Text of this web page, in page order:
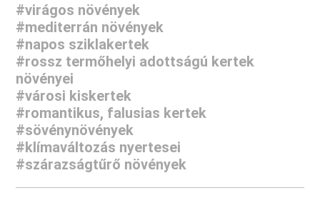
#virágos növények
#mediterrán növények
#napos sziklakertek
#rossz termőhelyi adottságú kertek
növényei
#városi kiskertek
#romantikus, falusias kertek
#sövénynövények
#klímaváltozás nyertesei
#szárazságtűrő növények